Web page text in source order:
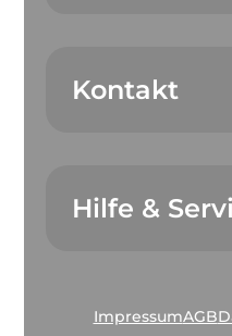
Kontakt
Hilfe &
ImpressumAGB